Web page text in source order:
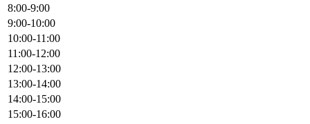
8:00-9:00
9:00-10:00
10:00-11:00
11:00-12:00
12:00-13:00
13:00-14:00
14:00-15:00
15:00-16:00